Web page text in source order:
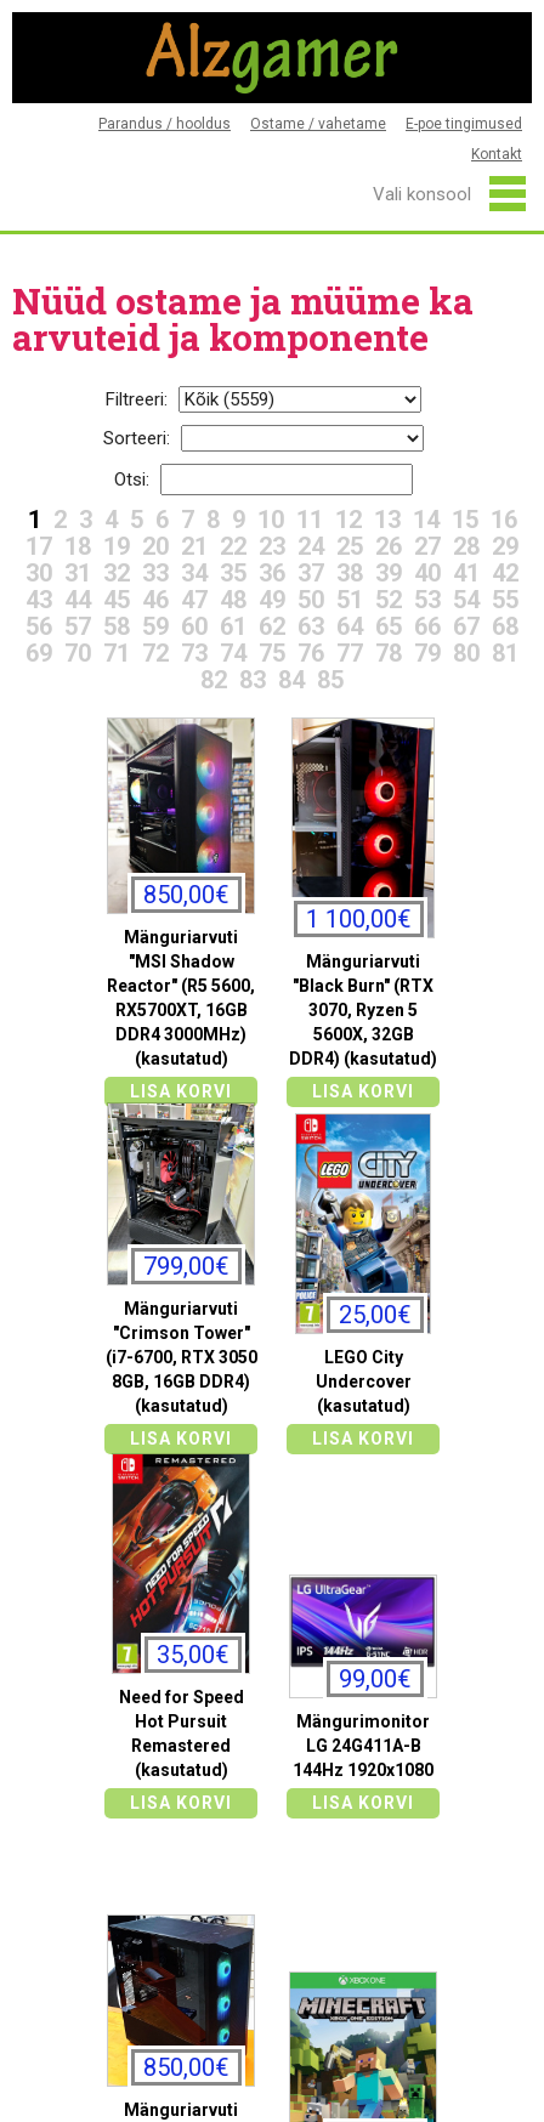
Parandus / hooldus Ostame / vahetame
E-poe tingimused
Kontakt
Nüüd ostame ja müüme ka
arvuteid ja komponente
Filtreeri:
Sorteeri:
Otsi:
1 2 3 4 5 6 7 8 9 10 11 12 13 14 15 16
17 18 19 20 21 22 23 24 25 26 27 28 29
30 31 32 33 34 35 36 37 38 39 40 41 42
43 44 45 46 47 48 49 50 51 52 53 54 55
56 57 58 59 60 61 62 63 64 65 66 67 68
69 70 71 72 73 74 75 76 77 78 79 80 81
82 83 84 85
850,00€
Mänguriarvuti
"MSI Shadow
Reactor" (R5 5600,
RX5700XT, 16GB
DDR4 3000MHz)
(kasutatud)
LISA KORVI
1 100,00€
Mänguriarvuti
"Black Burn" (RTX
3070, Ryzen 5
5600X, 32GB
DDR4) (kasutatud)
LISA KORVI
799,00€
Mänguriarvuti
"Crimson Tower"
(i7-6700, RTX 3050
8GB, 16GB DDR4)
(kasutatud)
LISA KORVI
25,00€
LEGO City
Undercover
(kasutatud)
LISA KORVI
35,00€
Need for Speed
Hot Pursuit
Remastered
(kasutatud)
LISA KORVI
99,00€
Mängurimonitor
LG 24G411A-B
144Hz 1920x1080
LISA KORVI
850,00€
Mänguriarvuti